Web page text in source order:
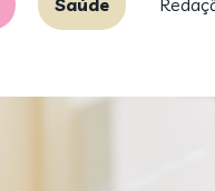
Saúde